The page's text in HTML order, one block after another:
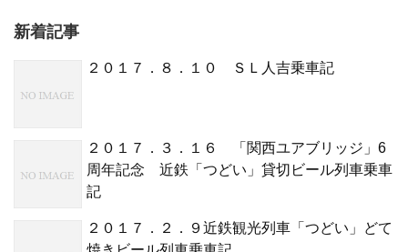
新着記事
２０１７．８．１０ ＳＬ人吉乗車記
２０１７．３．１６ 「関西ユアブリッジ」6
周年記念 近鉄「つどい」貸切ビール列車乗車
記
２０１７．２．９近鉄観光列車「つどい」どて